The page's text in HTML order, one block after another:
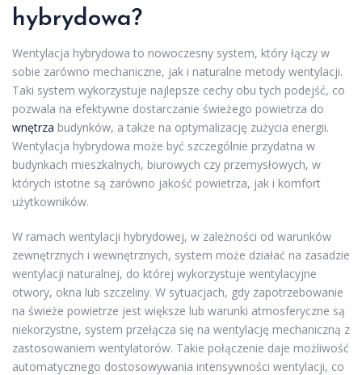
hybrydowa?
Wentylacja hybrydowa to nowoczesny system, który łączy w
sobie zarówno mechaniczne, jak i naturalne metody wentylacji.
Taki system wykorzystuje najlepsze cechy obu tych podejść, co
pozwala na efektywne dostarczanie świeżego powietrza do
wnętrza budynków, a także na optymalizację zużycia energii.
Wentylacja hybrydowa może być szczególnie przydatna w
budynkach mieszkalnych, biurowych czy przemysłowych, w
których istotne są zarówno jakość powietrza, jak i komfort
użytkowników.
W ramach wentylacji hybrydowej, w zależności od warunków
zewnętrznych i wewnętrznych, system może działać na zasadzie
wentylacji naturalnej, do której wykorzystuje wentylacyjne
otwory, okna lub szczeliny. W sytuacjach, gdy zapotrzebowanie
na świeże powietrze jest większe lub warunki atmosferyczne są
niekorzystne, system przełącza się na wentylację mechaniczną z
zastosowaniem wentylatorów. Takie połączenie daje możliwość
automatycznego dostosowywania intensywności wentylacji, co